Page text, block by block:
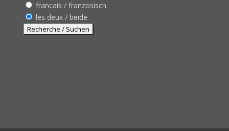
francais / französisch
les deux / beide